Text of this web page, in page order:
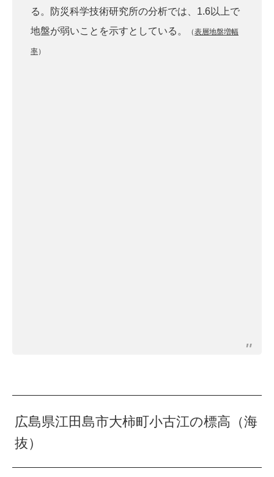
る。防災科学技術研究所の分析では、1.6以上で
地盤が弱いことを示すとしている。
（表層地盤増幅
率）
広島県江田島市大柿町小古江の標高（海
抜）